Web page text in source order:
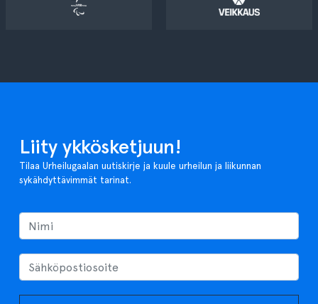
Liity ykkösketjuun!
Tilaa Urheilugaalan uutiskirje ja kuule urheilun ja liikunnan
sykähdyttävimmät tarinat.